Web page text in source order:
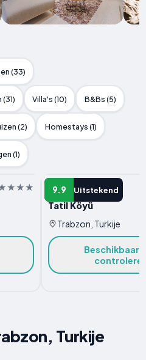
(33)
Villa's (10) B&Bs (5)
(2) Homestays (1)
(1)
9.9 Uitstekend
HOTEL
Tatil Köyü
Trabzon, Turkije
Turkije